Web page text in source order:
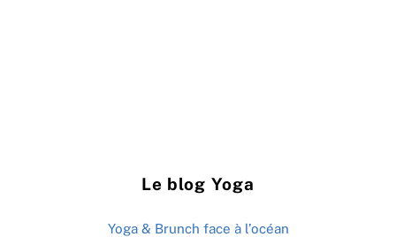
Le blog Yoga
Yoga & Brunch face à l’océan